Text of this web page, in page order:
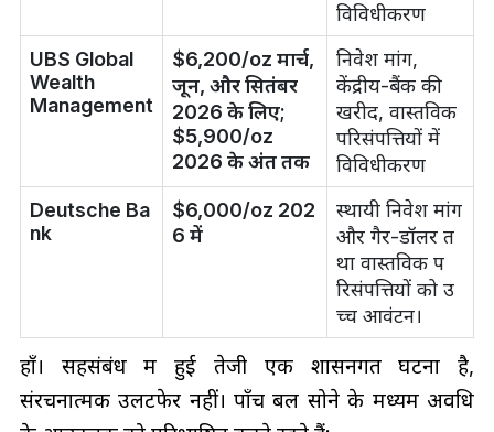
विविधीकरण
UBS Global
Wealth
Management
$6,200/oz मार्च,
जून, और सितंबर
2026 के लिए;
$5,900/oz
2026 के अंत तक
निवेश मांग,
केंद्रीय-बैंक की
खरीद, वास्तविक
परिसंपत्तियों में
विविधीकरण
Deutsche Ba
nk
$6,000/oz 202
6 में
स्थायी निवेश मांग
और गैर-डॉलर त
था वास्तविक प
रिसंपत्तियों को उ
च्च आवंटन।
हाँ। सहसंबंध में हुई तेजी एक शासनगत घटना है,
संरचनात्मक उलटफेर नहीं। पाँच बल सोने के मध्यम अवधि